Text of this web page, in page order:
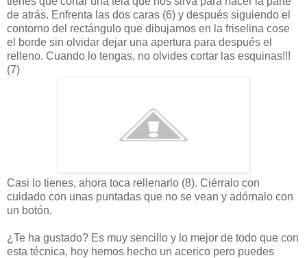
de atrás. Enfrenta las dos caras (6) y después siguiendo el
contorno del rectángulo que dibujamos en la friselina cose
el borde sin olvidar dejar una apertura para después el
relleno. Cuando lo tengas, no olvides cortar las esquinas!!!
(7)
Casi lo tienes, ahora toca rellenarlo (8). Ciérralo con
cuidado con unas puntadas que no se vean y adórnalo con
un botón.
¿Te ha gustado? Es muy sencillo y lo mejor de todo que con
esta técnica, hoy hemos hecho un acerico pero puedes